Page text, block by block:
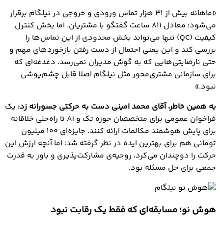
«ماهانه بیش از ۳۱ هزار تماس ورودی و خروجی در نیلگام برقرار
می‌شود؛ معادل ۸۱۱ ساعت گفتگو با مشتریان. اما بخش کنترل
کیفیت (QC) تنها می‌تواند بخش محدودی از این تماس‌ها را
بررسی کند و این یعنی احتمال از دست رفتن بازخوردهای مهم و
حتی نارضایتی‌هایی که به گوش مدیران نمی‌رسد. دغدغه‌ای که
برای سازمانی مشتری‌محور مثل نیلگام اصلا قابل چشم‌پوشی
نبود.»
به همین خاطر، آقای محمد امینی دست به حرکتی جسورانه زد: یک
فراخوان عمومی برای متخصصان حوزه تک و AI تا راه‌حلی خلاقانه
برای پایش هوشمند مکالمات ارائه کنند. جایزه‌ای ۱۰۰ میلیون
تومانی هم برای بهترین ایده در نظر گرفته شد؛ اما آنچه ارزش این
حرکت را دوچندان می‌کرد، روحیه‌ی مشارکت‌پذیری و باور به قدرت
جمعی برای حل مسئله بود.
هوش نو؛ مسابقه‌ای که فقط یک رقابت نبود